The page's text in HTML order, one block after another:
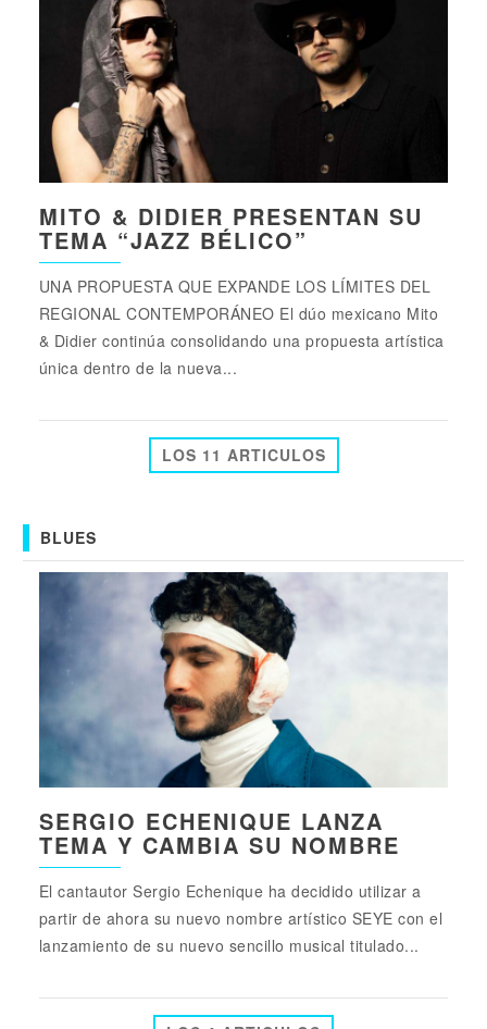
MITO & DIDIER PRESENTAN SU
TEMA “JAZZ BÉLICO”
UNA PROPUESTA QUE EXPANDE LOS LÍMITES DEL
REGIONAL CONTEMPORÁNEO El dúo mexicano Mito
& Didier continúa consolidando una propuesta artística
única dentro de la nueva...
LOS 11 ARTICULOS
BLUES
SERGIO ECHENIQUE LANZA
TEMA Y CAMBIA SU NOMBRE
El cantautor Sergio Echenique ha decidido utilizar a
partir de ahora su nuevo nombre artístico SEYE con el
lanzamiento de su nuevo sencillo musical titulado...